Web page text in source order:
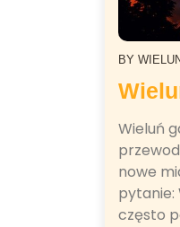
BY
Wieluń
nowe
pytanie:
często